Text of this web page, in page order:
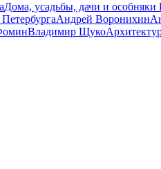
Дома, усадьбы, дачи и особняки
Андрей Воронихин
Владимир Щуко